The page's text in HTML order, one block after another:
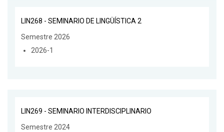
LIN268 - SEMINARIO DE LINGÜÍSTICA 2
Semestre 2026
2026-1
LIN269 - SEMINARIO INTERDISCIPLINARIO
Semestre 2024